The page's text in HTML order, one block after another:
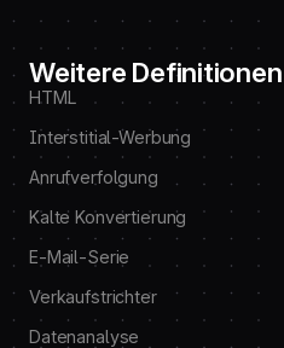
Weitere
HTML
Interstitial-Werbung
Anrufverfolgung
Kalte Konvertierung
E-Mail-Serie
Verkaufstrichter
Datenanalyse